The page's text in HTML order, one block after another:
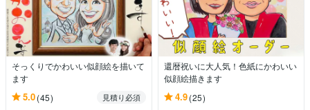
そっくりでかわいい似顔絵を描いて
ます
5.0(45)
見積り必須
還暦祝いに大人気！色紙にかわいい
似顔絵描きます
4.9(25)